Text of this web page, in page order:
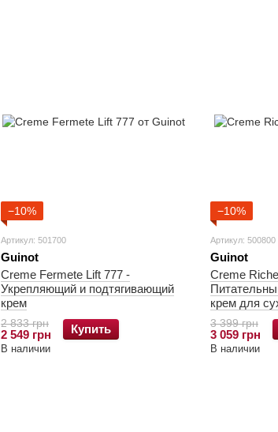
−10%
Артикул: 501700
Guinot
Creme Fermete Lift 777 -
Укрепляющий и подтягивающий
крем
2 833 грн
2 549 грн Купить
В наличии
−10%
Артикул: 500800
Guinot
Creme
крем для
3 399 грн
3 059 грн
В наличии